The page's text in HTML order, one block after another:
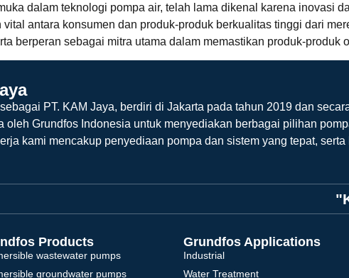
dalam teknologi pompa air, telah lama dikenal karena inovasi
antara konsumen dan produk-produk berkualitas tinggi dari
berperan sebagai mitra utama dalam memastikan produk-produk
PT. KAM Jaya, berdiri di Jakarta pada tahun 2019 dan
oleh Grundfos Indonesia untuk menyediakan berbagai pilihan
kami mencakup penyediaan pompa dan sistem yang tepat,
Products
wastewater pumps
groundwater pumps
Grundfos Applications
Industrial
Water Treatment